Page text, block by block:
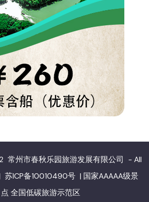
常州市春秋乐园旅游发展有限公司 - All
苏ICP备10010490号 | 国家AAAAA级景
点 全国低碳旅游示范区